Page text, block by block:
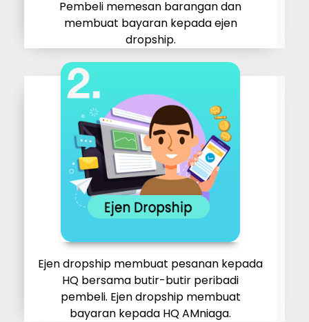
Pembeli memesan barangan dan
membuat bayaran kepada ejen
dropship.
Ejen dropship membuat pesanan kepada
HQ bersama butir-butir peribadi
pembeli. Ejen dropship membuat
bayaran kepada HQ AMniaga.